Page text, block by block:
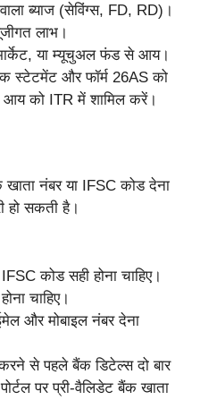
ब्याज (सेविंग्स, FD, RD)।
लाभ।
या म्यूचुअल फंड से आय।
स्टेटमेंट और फॉर्म 26AS को
को ITR में शामिल करें।
नंबर या IFSC कोड देना
हो सकती है।
कोड सही होना चाहिए।
चाहिए।
और मोबाइल नंबर देना
से पहले बैंक डिटेल्स दो बार
पर प्री-वैलिडेट बैंक खाता